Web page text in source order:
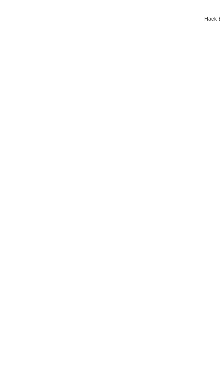
Hack